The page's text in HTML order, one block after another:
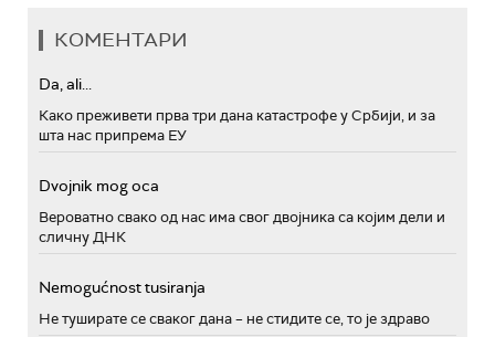
КОМЕНТАРИ
Da, ali...
Како преживети прва три дана катастрофе у Србији, и за
шта нас припрема ЕУ
Dvojnik mog oca
Вероватно свако од нас има свог двојника са којим дели и
сличну ДНК
Nemogućnost tusiranja
Не туширате се сваког дана – не стидите се, то је здраво